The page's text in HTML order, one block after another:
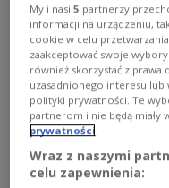
My i nasi5 partnerzy
informacji na urządzeniu,
cookie w celu
zaakceptować swoje
również skorzystać z prawa
uzasadnionego interesu
polityki prywatności. Te
partnerom i nie będą miały
prywatności
Wraz z naszymi
celu zapewnienia: